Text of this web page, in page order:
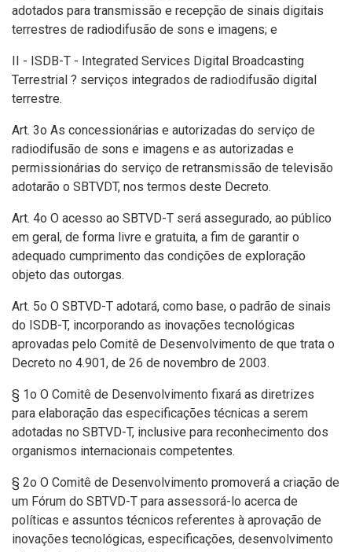
adotados para transmissão e recepção de sinais digitais
terrestres de radiodifusão de sons e imagens; e
II - ISDB-T - Integrated Services Digital Broadcasting
Terrestrial ? serviços integrados de radiodifusão digital
terrestre.
Art. 3o As concessionárias e autorizadas do serviço de
radiodifusão de sons e imagens e as autorizadas e
permissionárias do serviço de retransmissão de televisão
adotarão o SBTVDT, nos termos deste Decreto.
Art. 4o O acesso ao SBTVD-T será assegurado, ao público
em geral, de forma livre e gratuita, a fim de garantir o
adequado cumprimento das condições de exploração
objeto das outorgas.
Art. 5o O SBTVD-T adotará, como base, o padrão de sinais
do ISDB-T, incorporando as inovações tecnológicas
aprovadas pelo Comitê de Desenvolvimento de que trata o
Decreto no 4.901, de 26 de novembro de 2003.
§ 1o O Comitê de Desenvolvimento fixará as diretrizes
para elaboração das especificações técnicas a serem
adotadas no SBTVD-T, inclusive para reconhecimento dos
organismos internacionais competentes.
§ 2o O Comitê de Desenvolvimento promoverá a criação de
um Fórum do SBTVD-T para assessorá-lo acerca de
políticas e assuntos técnicos referentes à aprovação de
inovações tecnológicas, especificações, desenvolvimento